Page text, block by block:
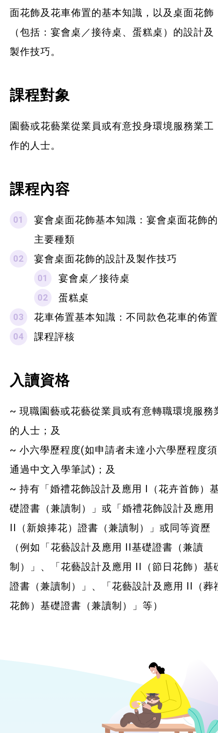
面花飾及花車佈置的基本知識，以及桌面花飾
（包括：宴會桌／接待桌、蛋糕桌）的設計及
製作技巧。
課程對象
園藝或花藝業從業員或有意投身環境服務業工
作的人士。
課程內容
宴會桌面花飾基本知識：宴會桌面花飾的
主要種類
宴會桌面花飾的設計及製作技巧
宴會桌／接待桌
蛋糕桌
花車佈置基本知識：不同款色花車的佈置
課程評核
入讀資格
~ 現職園藝或花藝從業員或有意轉職環境服務
的人士；及
~ 小六學歷程度(如申請者未達小六學歷程度須
通過中文入學筆試)；及
~ 持有「婚禮花飾設計及應用 I（花卉首飾）
礎證書（兼讀制）」或「婚禮花飾設計及應用
II（新娘捧花）證書（兼讀制）」或同等資歷
（例如「花藝設計及應用 II基礎證書（兼讀
制）」、「花藝設計及應用 II（節日花飾）基
證書（兼讀制）」、「花藝設計及應用 II（葬
花飾）基礎證書（兼讀制）」等）